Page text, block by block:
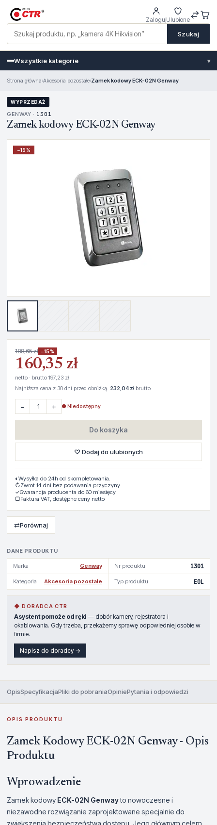
Szukaj
ZalogujUlubione
Wszystkie kategorie ▾
Strona główna›Akcesoria pozostałe›Zamek kodowy ECK-02N Genway
WYPRZEDAŻ
GENWAY · 1301
Zamek kodowy ECK-02N Genway
−15%
DANE PRODUKTU
Marka Genway Nr produktu 1301
Kategoria Akcesoria pozostałe Typ produktu EOL
◆ DORADCA CTR
Asystent pomoże od ręki — dobór kamery, rejestratora i
okablowania. Gdy trzeba, przekażemy sprawę odpowiedniej osobie w
firmie.
Napisz do doradcy →
188,65 zł −15%
160,35 zł
netto · brutto 197,23 zł
Najniższa cena z 30 dni przed obniżką: 232,04 złbrutto
− + ● Niedostępny
Do koszyka
♡ Dodaj do ulubionych
◐ Wysyłka do 24h od skompletowania.
↻Zwrot 14 dni bez podawania przyczyny
✓Gwarancja producenta do 60 miesięcy
▢Faktura VAT, dostępne ceny netto
⇄Porównaj
OpisSpecyfikacjaPliki do pobraniaOpiniePytania i odpowiedzi
OPIS PRODUKTU
Zamek Kodowy ECK-02N Genway - Opis
Produktu
Wprowadzenie
Zamek kodowy ECK-02N Genwayto nowoczesne i
niezawodne rozwiązanie zaprojektowane specjalnie do
zwiększenia bezpieczeństwa dostępu. Jego głównym celem